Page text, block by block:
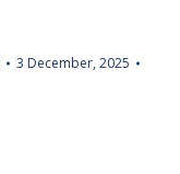
3 December, 2025